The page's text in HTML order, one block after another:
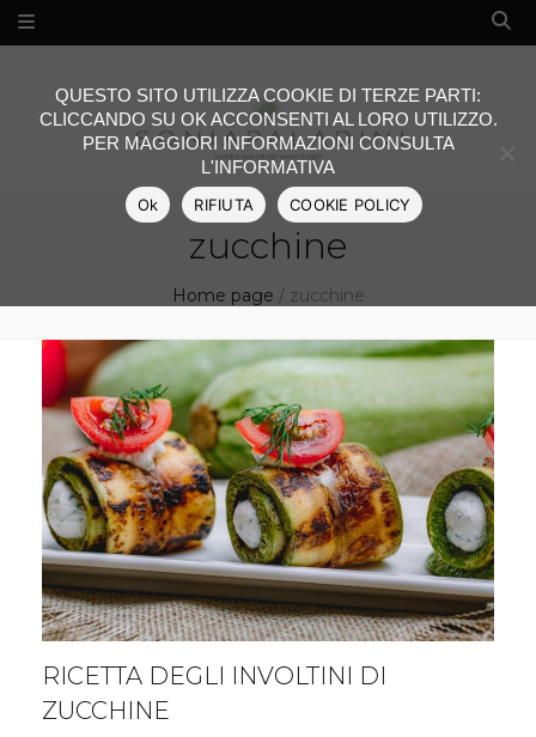
zucchine
Home page / zucchine
RICETTA DEGLI INVOLTINI DI
ZUCCHINE
QUESTO SITO UTILIZZA COOKIE DI TERZE PARTI:
CLICCANDO SU OK ACCONSENTI AL LORO UTILIZZO.
PER MAGGIORI INFORMAZIONI CONSULTA
L'INFORMATIVA
Ok RIFIUTA COOKIE POLICY